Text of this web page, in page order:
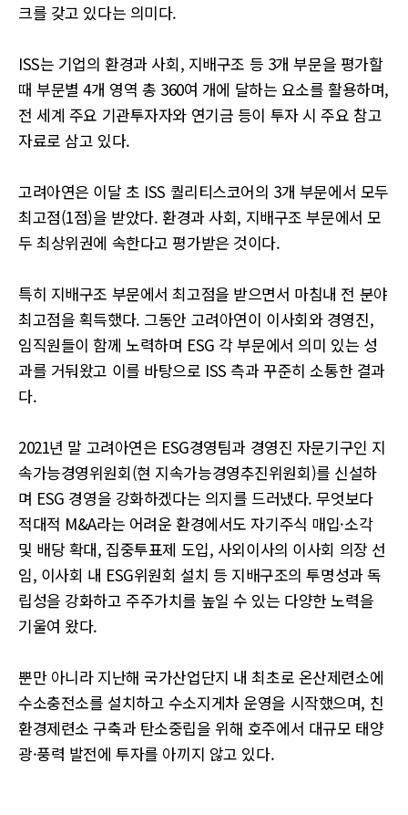
크를 갖고 있다는 의미다.
ISS는 기업의 환경과 사회, 지배구조 등 3개 부문을 평가할
때 부문별 4개 영역 총 360여 개에 달하는 요소를 활용하며,
전 세계 주요 기관투자자와 연기금 등이 투자 시 주요 참고
자료로 삼고 있다.
고려아연은 이달 초 ISS 퀄리티스코어의 3개 부문에서 모두
최고점(1점)을 받았다. 환경과 사회, 지배구조 부문에서 모
두 최상위권에 속한다고 평가받은 것이다.
특히 지배구조 부문에서 최고점을 받으면서 마침내 전 분야
최고점을 획득했다. 그동안 고려아연이 이사회와 경영진,
임직원들이 함께 노력하며 ESG 각 부문에서 의미 있는 성
과를 거둬왔고 이를 바탕으로 ISS 측과 꾸준히 소통한 결과
다.
2021년 말 고려아연은 ESG경영팀과 경영진 자문기구인 지
속가능경영위원회(현 지속가능경영추진위원회)를 신설하
며 ESG 경영을 강화하겠다는 의지를 드러냈다. 무엇보다
적대적 M&A라는 어려운 환경에서도 자기주식 매입·소각
및 배당 확대, 집중투표제 도입, 사외이사의 이사회 의장 선
임, 이사회 내 ESG위원회 설치 등 지배구조의 투명성과 독
립성을 강화하고 주주가치를 높일 수 있는 다양한 노력을
기울여 왔다.
뿐만 아니라 지난해 국가산업단지 내 최초로 온산제련소에
수소충전소를 설치하고 수소지게차 운영을 시작했으며, 친
환경제련소 구축과 탄소중립을 위해 호주에서 대규모 태양
광·풍력 발전에 투자를 아끼지 않고 있다.